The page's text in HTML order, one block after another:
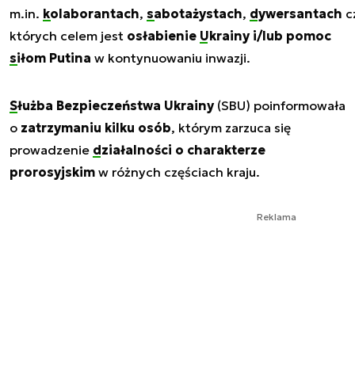
m.in. kolaborantach, sabotażystach, dywersantach
których celem jest osłabienie Ukrainyi/lub pomoc
siłom Putina w kontynuowaniu inwazji.
Służba Bezpieczeństwa Ukrainy(SBU) poinformowała
o zatrzymaniu kilku osób, którym zarzuca się
prowadzenie działalności o charakterze
prorosyjskim w różnych częściach kraju.
Reklama